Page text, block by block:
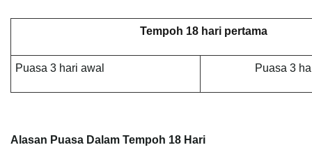
Tempoh 18 hari pertama
Puasa 3 hari awal Puasa 3
Alasan Puasa Dalam Tempoh 18 Hari